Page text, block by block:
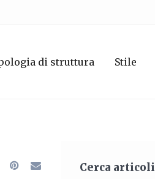
di struttura Stile
Cerca articoli